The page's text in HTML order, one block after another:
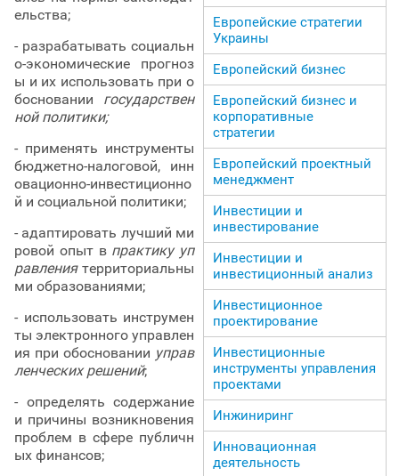
ельства;
- разрабатывать социальн
о-экономические прогноз
ы и их использовать при о
босновании государствен
ной политики;
- применять инструменты
бюджетно-налоговой, инн
овационно-инвестиционно
й и социальной политики;
- адаптировать лучший ми
ровой опыт в практику уп
равлениятерриториальны
ми образованиями;
- использовать инструмен
ты электронного управлен
ия при обосновании управ
ленческих решений;
- определять содержание
и причины возникновения
проблем в сфере публичн
ых финансов;
Европейские стратегии
Украины
Европейский бизнес
Европейский бизнес и
корпоративные
стратегии
Европейский проектный
менеджмент
Инвестиции и
инвестирование
Инвестиции и
инвестиционный анализ
Инвестиционное
проектирование
Инвестиционные
инструменты управления
проектами
Инжиниринг
Инновационная
деятельность